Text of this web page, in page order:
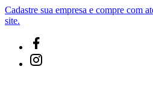
Cadastre sua empresa e compre com
site.